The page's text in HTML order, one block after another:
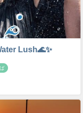
Lush🌊✨